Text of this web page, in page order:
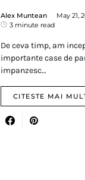
Alex Muntean May 21,
3 minute read
De ceva timp, am
importante case de
impanzesc…
CITESTE MAI